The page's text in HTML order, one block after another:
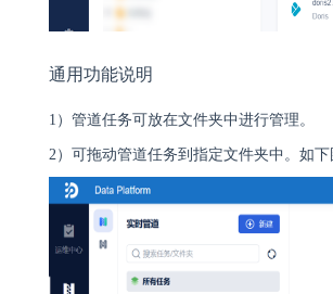
通用功能说明
1） 管道任务可放在文件夹中进行管理。
2）可拖动管道任务到指定文件夹中。如下